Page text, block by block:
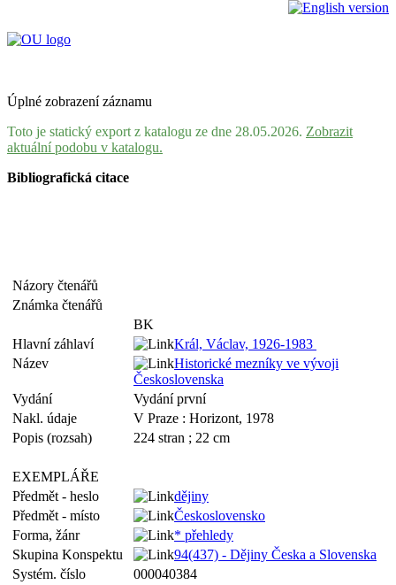
Úplné zobrazení záznamu
Toto je statický export z katalogu ze dne 28.05.2026. Zobrazit
aktuální podobu v katalogu.
Bibliografická citace
Názory čtenářů
Známka čtenářů
BK
Hlavní záhlaví
Král, Václav, 1926-1983
Název
Historické mezníky ve vývoji
Československa
Vydání
Vydání první
Nakl. údaje
V Praze : Horizont, 1978
Popis (rozsah)
224 stran ; 22 cm
EXEMPLÁŘE
Předmět - heslo
dějiny
Předmět - místo
Československo
Forma, žánr
* přehledy
Skupina Konspektu
94(437) - Dějiny Česka a Slovenska
Systém. číslo
000040384